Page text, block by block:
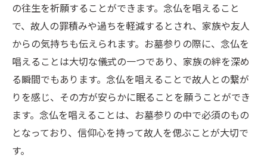
の往生を祈願することができます。念仏を唱えること
で、故人の罪積みや過ちを軽減するとされ、家族や友人
からの気持ちも伝えられます。お墓参りの際に、念仏を
唱えることは大切な儀式の一つであり、家族の絆を深め
る瞬間でもあります。念仏を唱えることで故人との繋が
りを感じ、その方が安らかに眠ることを願うことができ
ます。念仏を唱えることは、お墓参りの中で必須のもの
となっており、信仰心を持って故人を偲ぶことが大切で
す。